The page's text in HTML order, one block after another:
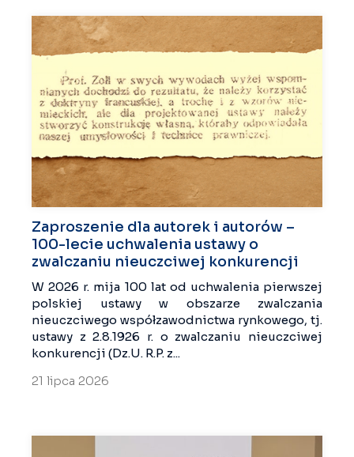
Zaproszenie dla autorek i autorów –
100-lecie uchwalenia ustawy o
zwalczaniu nieuczciwej konkurencji
W 2026 r. mija 100 lat od uchwalenia pierwszej
polskiej ustawy w obszarze zwalczania
nieuczciwego współzawodnictwa rynkowego, tj.
ustawy z 2.8.1926 r. o zwalczaniu nieuczciwej
konkurencji (Dz.U. R.P. z...
21 lipca 2026